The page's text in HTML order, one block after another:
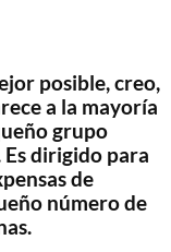
posible, creo,
a la mayoría
grupo
Es dirigido para
de
número de